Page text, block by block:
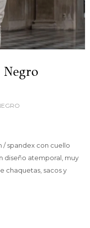
/ spandex con cuello
diseño atemporal, muy
chaquetas, sacos y